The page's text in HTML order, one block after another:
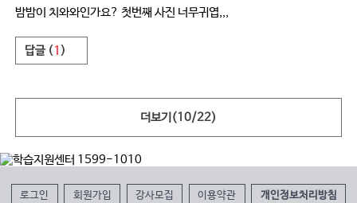
밤밤이 치와와인가요? 첫번째 사진 너무귀엽,,,
답글 (1 )
더보기(10/22)
로그인 회원가입 강사모집 이용약관 개인정보처리방침